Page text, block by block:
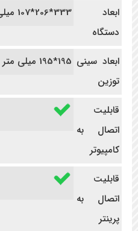
ابعاد
دستگاه
333*206*107 میلی متر (طول، عرض، ارتفاع)
ابعاد سینی
توزین
195*195 میلی متر
قابلیت
اتصال به
کامپیوتر
قابلیت
اتصال به
پرینتر